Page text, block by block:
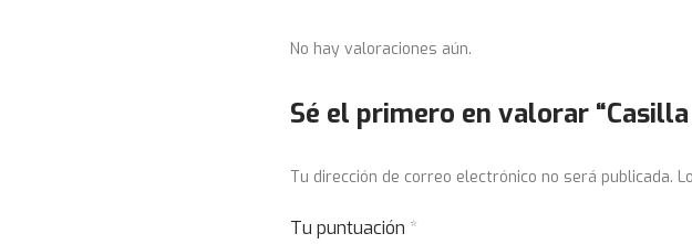
No hay valoraciones aún.
Sé el primero en valorar
Tu dirección de correo electrónico no será publicada.
Tu puntuación *